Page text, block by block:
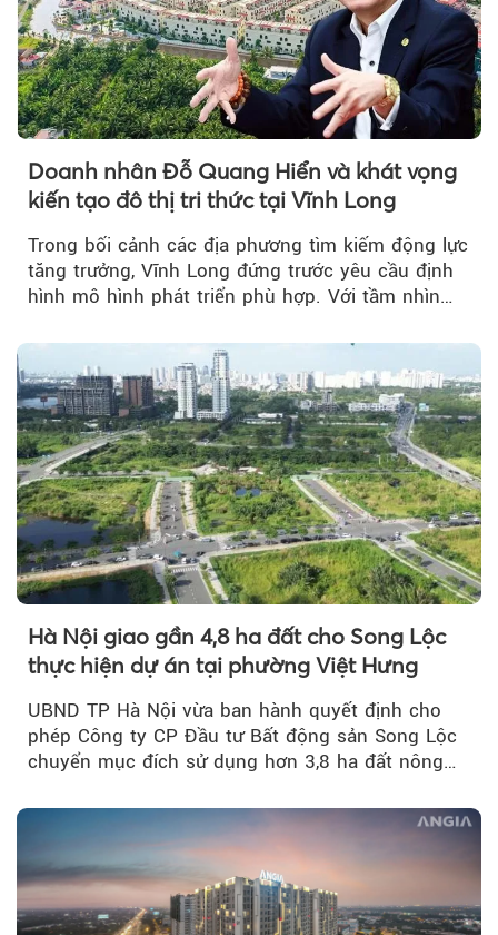
Doanh nhân Đỗ Quang Hiển và khát vọng
kiến tạo đô thị tri thức tại Vĩnh Long
Trong bối cảnh các địa phương tìm kiếm động lực
tăng trưởng, Vĩnh Long đứng trước yêu cầu định
hình mô hình phát triển phù hợp. Với tầm nhìn
Hà Nội giao gần 4,8 ha đất cho Song Lộc
thực hiện dự án tại phường Việt Hưng
UBND TP Hà Nội vừa ban hành quyết định cho
phép Công ty CP Đầu tư Bất động sản Song Lộc
chuyển mục đích sử dụng hơn 3,8 ha đất nông